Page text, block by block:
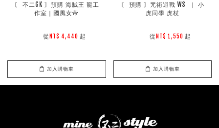
〘 不二GK 〙預購 海賊王 龍工
作室｜國風女帝
        從
NT$ 4,440 起
加入購物車
〘 預購 〙咒術迴戰 WS  ｜ 小
虎同學 虎杖
        從
NT$ 1,550 起
加入購物車